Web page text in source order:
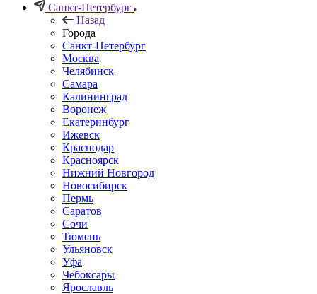
Санкт-Петербург
Назад
Города
Санкт-Петербург
Москва
Челябинск
Самара
Калининград
Воронеж
Екатеринбург
Ижевск
Краснодар
Красноярск
Нижний Новгород
Новосибирск
Пермь
Саратов
Сочи
Тюмень
Ульяновск
Уфа
Чебоксары
Ярославль